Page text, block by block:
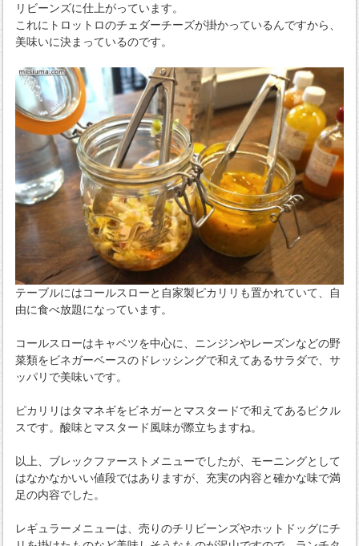
リビーンズに仕上がっています。
これにトロットロのチェダーチーズが掛かっているんですから、
美味いに決まっているのです。
テーブルにはコールスローと自家製ピカリリも置かれていて、自
由に食べ放題になっています。
コールスローはキャベツを中心に、ニンジンやレーズンなどの野
菜類をビネガーベースのドレッシングで和えてあるサラダで、サ
ッパリで美味いです。
ピカリリはタマネギをビネガーとマスタードで和えてあるピクル
スです。酸味とマスタード風味が際立ちますね。
以上、ブレックファーストメニューでしたが、モーニングとして
はなかなかいい値段ではありますが、充実の内容と確かな味で満
足の内容でした。
レギュラーメニューは、売りのチリビーンズやホットドッグにチ